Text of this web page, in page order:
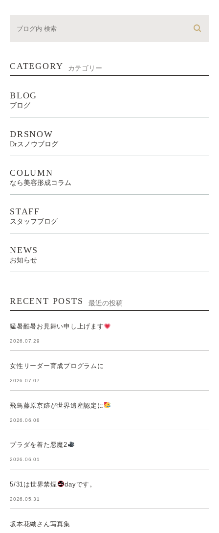
CATEGORY カテゴリー
BLOG
ブログ
DRSNOW
Drスノウブログ
COLUMN
なら美容形成コラム
STAFF
スタッフブログ
NEWS
お知らせ
RECENT POSTS 最近の投稿
猛暑酷暑お見舞い申し上げます
2026.07.29
女性リーダー育成プログラムに
2026.07.07
飛鳥藤原京跡が世界遺産認定に
2026.06.08
プラダを着た悪魔2
2026.06.01
5/31は世界禁煙 dayです。
2026.05.31
坂本花織さん写真集